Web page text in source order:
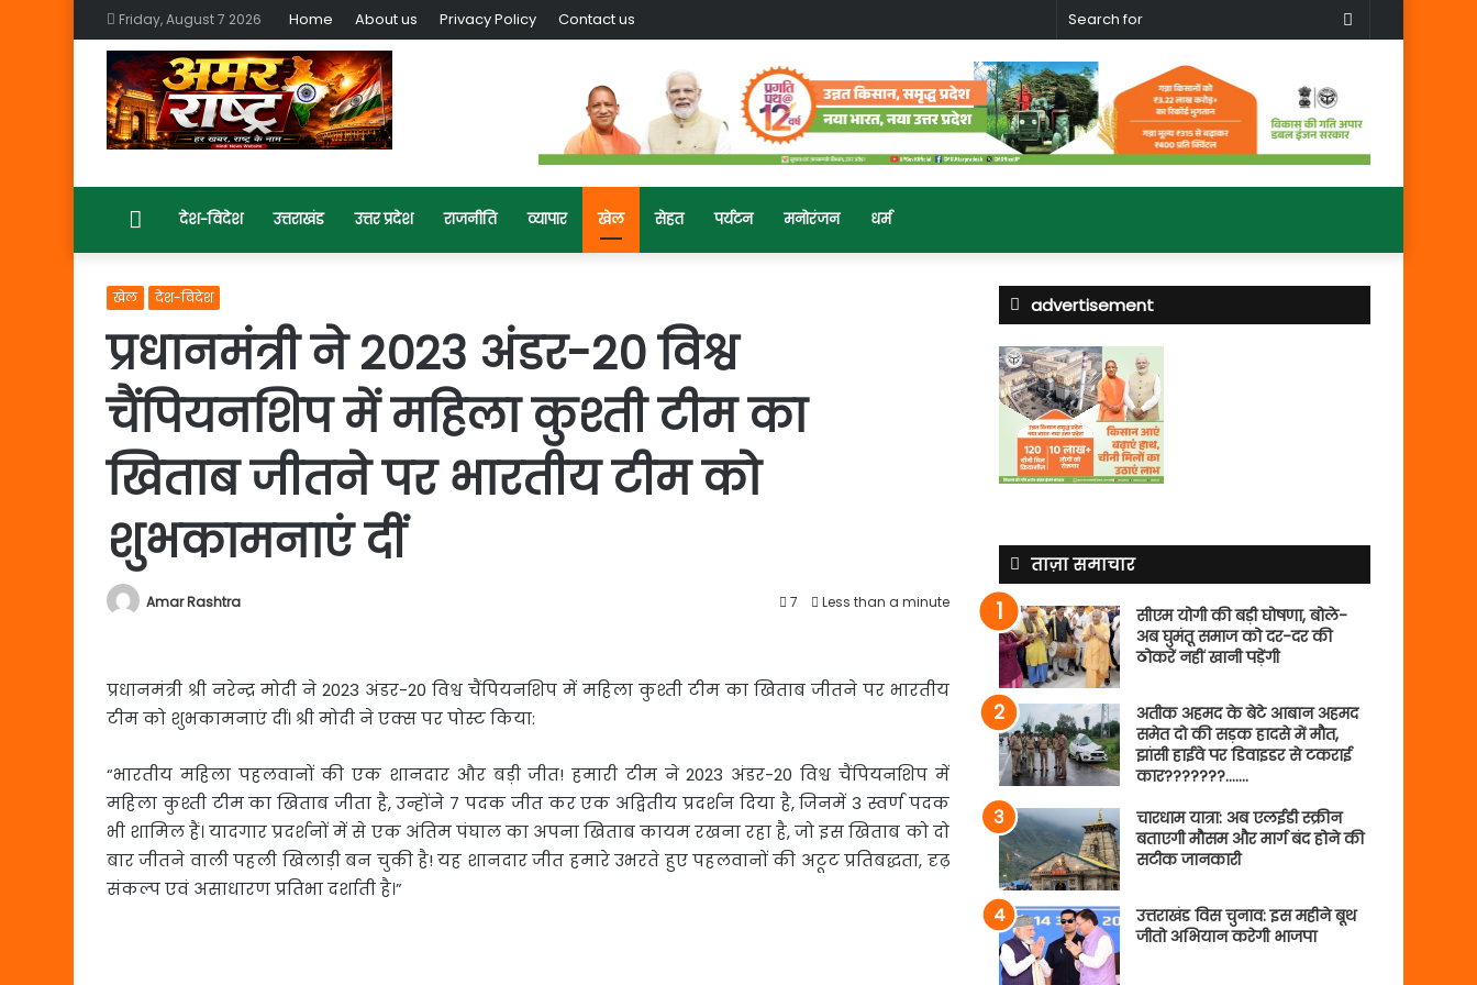
Friday, August 7 2026 Home About us Privacy Policy Contact us
Search
Homeदेश-विदेश उत्तराखंड उत्तर प्रदेश राजनीति व्यापार खेल सेहत पर्यटन मनोरंजन धर्म
खेल देश-विदेश
प्रधानमंत्री ने 2023 अंडर-20 विश्व
चैंपियनशिप में महिला कुश्ती टीम का
खिताब जीतने पर भारतीय टीम को
शुभकामनाएं दीं
Amar Rashtra 7 Less than a minute
प्रधानमंत्री श्री नरेन्द्र मोदी ने 2023 अंडर-20 विश्व चैंपियनशिप में महिला कुश्ती टीम का खिताब जीतने पर भारतीय
टीम को शुभकामनाएं दीं। श्री मोदी ने एक्स पर पोस्ट किया:
“भारतीय महिला पहलवानों की एक शानदार और बड़ी जीत! हमारी टीम ने 2023 अंडर-20 विश्व चैंपियनशिप में
महिला कुश्ती टीम का खिताब जीता है, उन्होंने 7 पदक जीत कर एक अद्वितीय प्रदर्शन दिया है, जिनमें 3 स्वर्ण पदक
भी शामिल हैं। यादगार प्रदर्शनों में से एक अंतिम पंघाल का अपना खिताब कायम रखना रहा है, जो इस खिताब को दो
बार जीतने वाली पहली खिलाड़ी बन चुकी है! यह शानदार जीत हमारे उभरते हुए पहलवानों की अटूट प्रतिबद्धता, दृढ़
संकल्प एवं असाधारण प्रतिभा दर्शाती है।”
advertisement
ताज़ा समाचार
सीएम योगी की बड़ी घोषणा, बोले-
अब घुमंतू समाज को दर-दर की
ठोकरें नहीं खानी पड़ेंगी
अतीक अहमद के बेटे आबान अहमद
समेत दो की सड़क हादसे में मौत,
झांसी हाईवे पर डिवाइडर से टकराई
कार???????…….
चारधाम यात्रा: अब एलईडी स्क्रीन
बताएगी मौसम और मार्ग बंद होने की
सटीक जानकारी
उत्तराखंड विस चुनाव: इस महीने बूथ
जीतो अभियान करेगी भाजपा